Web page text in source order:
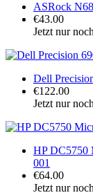
ASRock
€43.00
Jetzt nur
Dell
€122.00
Jetzt nur
HP DC5750
001
€64.00
Jetzt nur